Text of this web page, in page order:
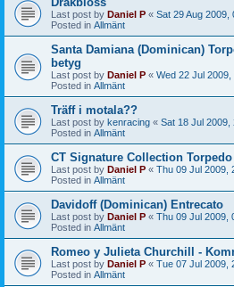
Last post by Daniel P « Sat 29 Aug 2009,
Posted in Allmänt
Santa Damiana (Dominican)
betyg
Last post by Daniel P « Wed 22 Jul 2009,
Posted in Allmänt
Träff i motala??
Last post by kenracing « Sat 18 Jul 2009,
Posted in Allmänt
CT Signature Collection
Last post by Daniel P « Thu 09 Jul 2009,
Posted in Allmänt
Davidoff (Dominican) Entrecato
Last post by Daniel P « Thu 09 Jul 2009,
Posted in Allmänt
Romeo y Julieta Churchill -
Last post by Daniel P « Tue 07 Jul 2009,
Posted in Allmänt